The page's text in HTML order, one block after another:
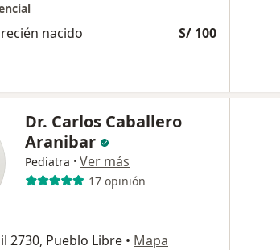
nacido S/ 100
Dr. Carlos Caballero
Aranibar
Pediatra · Ver más
17 opinión
2730, Pueblo Libre • Mapa